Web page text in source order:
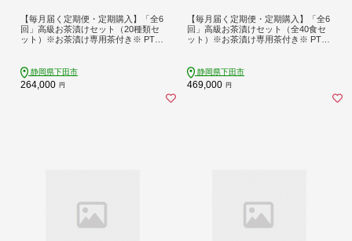
【毎月届く定期便・定期購入】「全6
回」高級お茶漬けセット（20種類セ
ット）※お茶漬け専用茶付き※ PTS0
静岡県下田市
264,000 円
【毎月届く定期便・定期購入】「全6
回」高級お茶漬けセット（全40食セ
ット）※お茶漬け専用茶付き※ PTS0
静岡県下田市
469,000 円